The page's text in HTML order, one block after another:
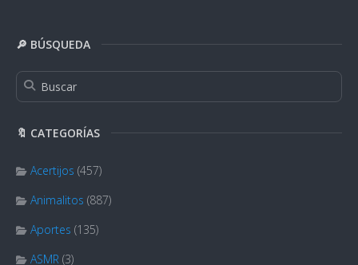
🔎 BÚSQUEDA
🔖 CATEGORÍAS
Acertijos (457)
Animalitos (887)
Aportes (135)
ASMR (3)